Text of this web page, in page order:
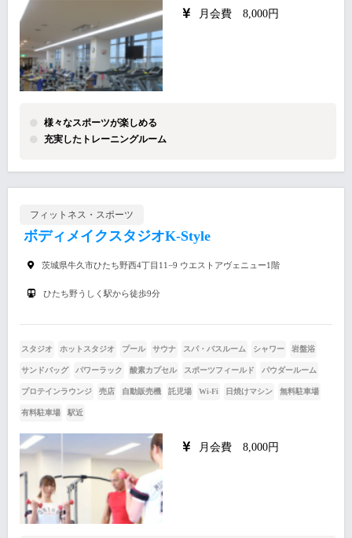
月会費 8,000円
様々なスポーツが楽しめる
充実したトレーニングルーム
フィットネス・スポーツ
ボディメイクスタジオK-Style
茨城県牛久市ひたち野西4丁目11−9 ウエストアヴェニュー1階
ひたち野うしく駅から徒歩9分
スタジオ ホットスタジオ プール サウナ スパ・バスルーム シャワー 岩盤浴
サンドバッグ パワーラック 酸素カプセル スポーツフィールド パウダールーム
プロテインラウンジ 売店 自動販売機 託児場 Wi-Fi 日焼けマシン 無料駐車場
有料駐車場 駅近
月会費 8,000円